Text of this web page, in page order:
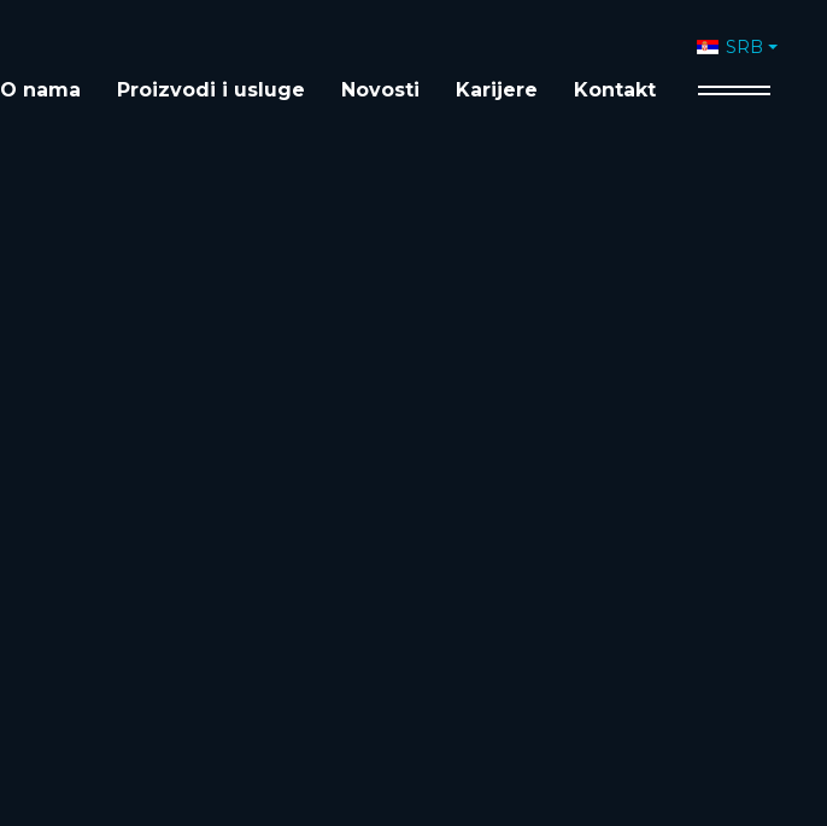
O nama Proizvodi i usluge Novosti Karijere Kontakt
Izaberite vaš
SRB